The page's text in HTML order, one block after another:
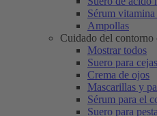
Sérum vitamina
Ampollas
Cuidado del contorno
Mostrar todos
Suero para cejas
Crema de ojos
Mascarillas y
Sérum para el
Suero para